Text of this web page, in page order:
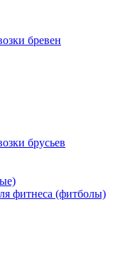
бревен
брусьев
фитнеса (фитболы)